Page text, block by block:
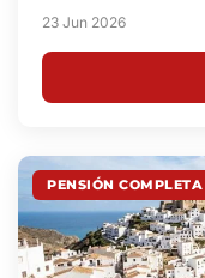
23 Jun 2026
PENSIÓN COMPLETA